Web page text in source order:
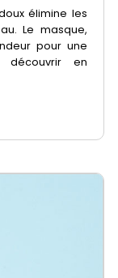
élimine les
Le masque,
pour une
découvrir en